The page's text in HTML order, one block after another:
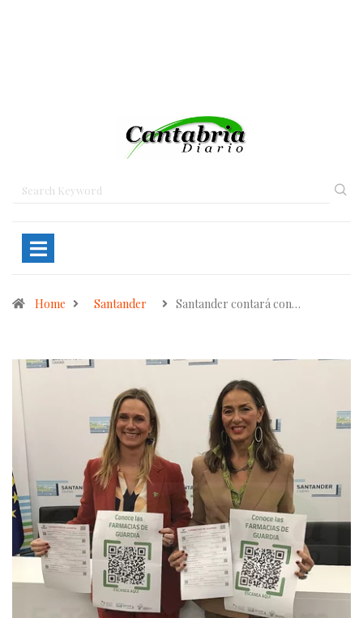
Home Santander Santander contará con…